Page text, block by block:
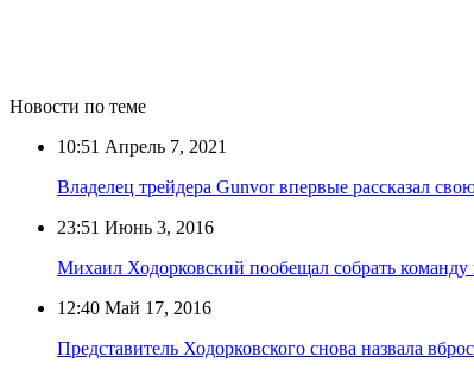
Новости по теме
10:51 Апрель 7, 2021
Владелец трейдера Gunvor впервые рассказал
23:51 Июнь 3, 2016
Михаил Ходорковский пообещал собрать команду
12:40 Май 17, 2016
Представитель Ходорковского снова назвала